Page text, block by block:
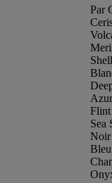
Par
Azur
Flint
Sea